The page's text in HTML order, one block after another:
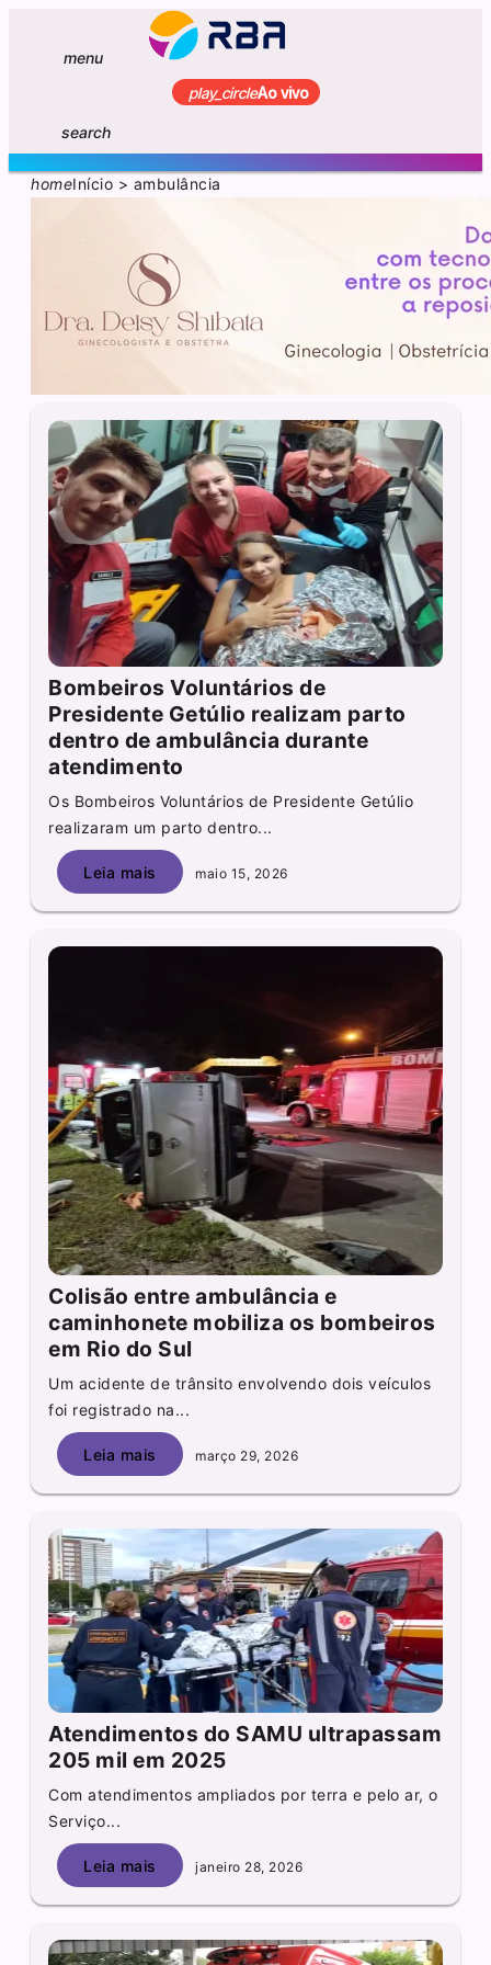
menu
play_circleAo vivo
search
homeInício > ambulância
Bombeiros Voluntários de
Presidente Getúlio realizam parto
dentro de ambulância durante
atendimento
Os Bombeiros Voluntários de Presidente Getúlio
realizaram um parto dentro...
Leia mais maio 15, 2026
Colisão entre ambulância e
caminhonete mobiliza os bombeiros
em Rio do Sul
Um acidente de trânsito envolvendo dois veículos
foi registrado na...
Leia mais março 29, 2026
Atendimentos do SAMU ultrapassam
205 mil em 2025
Com atendimentos ampliados por terra e pelo ar, o
Serviço...
Leia mais janeiro 28, 2026